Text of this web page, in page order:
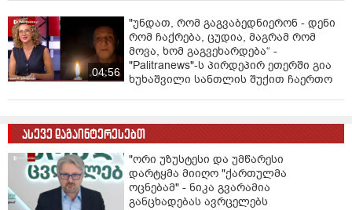
04:56
"უნდათ, რომ გაგვაბედნიერონ - დენი
რომ ჩაქრება, ცუდია, მაგრამ რომ
მოვა, ხომ გაგვეხარდება“ -
"Palitranews"-ს პირდეპირ ეთერში გია
ხუხაშვილი სანთლის შუქით ჩაერთო
ასევე დაგაინტერესებთ
"ორი უზუსტესი და უმწარესი
დარტყმა მიიღო "ქართულმა
ოცნებამ" - ნიკა გვარამია
განცხადებას ავრცელებს